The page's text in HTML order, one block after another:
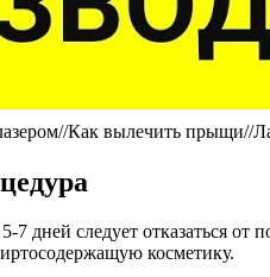
Как вылечить прыщи//
7 дней следует отказаться
косметику.